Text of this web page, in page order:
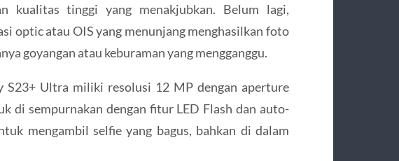
kualitas tinggi yang menakjubkan. Belum lagi,
optic atau OIS yang menunjang menghasilkan foto
goyangan atau keburaman yang mengganggu.
S23+ Ultra miliki resolusi 12 MP dengan aperture
di sempurnakan dengan fitur LED Flash dan auto-
mengambil selfie yang bagus, bahkan di dalam